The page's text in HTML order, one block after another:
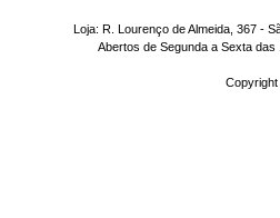
Loja: R. Lourenço de Almeida, 367 -
Abertos de Segunda a Sexta